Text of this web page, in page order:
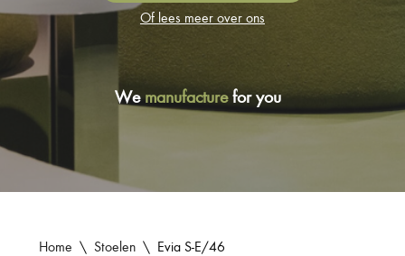
Of lees meer over ons
Wemanufacturefor you
Home \ Stoelen \ Evia S-E/46